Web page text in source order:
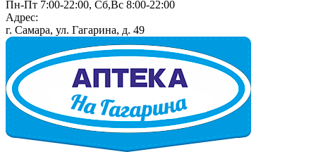
Пн-Пт 7:00-22:00, Сб,Вс 8:00-22:00
Адрес:
г. Самара, ул. Гагарина, д. 49